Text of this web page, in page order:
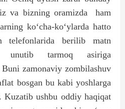
va bizning oramizda
ham
ko‘cha-ko‘ylarda hatto
telefonlarida berilib matn
unutib tarmoq asiriga
zamonaviy zombilashuv
bosgan bu kabi yoshlarga
Kuzatib ushbu oddiy haqiqat